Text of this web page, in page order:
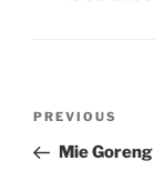
Previous
Post
PREVIOUS
Mie